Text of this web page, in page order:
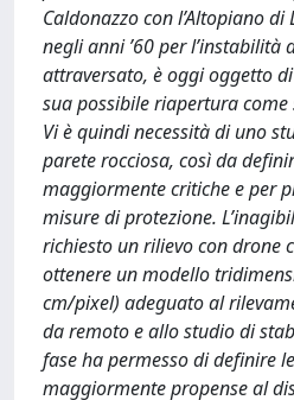
Caldonazzo con l’Altopiano
negli anni ’60 per l’instabilità
attraversato, è oggi oggetto
sua possibile riapertura
Vi è quindi necessità di uno
parete rocciosa, così da
maggiormente critiche e per
misure di protezione.
richiesto un rilievo con drone
ottenere un modello
cm/pixel) adeguato al
da remoto e allo studio di
fase ha permesso di definire
maggiormente propense al